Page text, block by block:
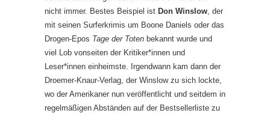
nicht immer. Bestes Beispiel ist Don Winslow , der
mit seinen Surferkrimis um Boone Daniels oder das
Drogen-Epos Tage der Toten bekannt wurde und
viel Lob vonseiten der Kritiker*innen und
Leser*innen einheimste. Irgendwann kam dann der
Droemer-Knaur-Verlag, der Winslow zu sich lockte,
wo der Amerikaner nun veröffentlicht und seitdem in
regelmäßigen Abständen auf der Bestsellerliste zu